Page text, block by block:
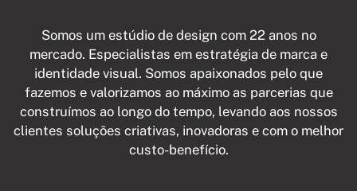
Somos um estúdio de design com 22 anos no
mercado. Especialistas em estratégia de marca e
identidade visual. Somos apaixonados pelo que
fazemos e valorizamos ao máximo as parcerias que
construímos ao longo do tempo, levando aos nossos
clientes soluções criativas, inovadoras e com o melhor
custo-benefício.